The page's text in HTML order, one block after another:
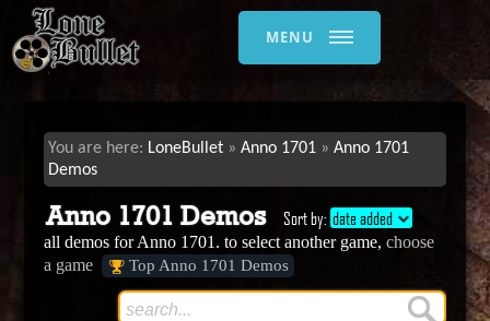
MENU
LoneBullet Anno 1701
Anno 1701
Demos
Anno 1701 Demos Sort by: date added
all demos for Anno 1701. to select another game,choose
a game
Top Anno 1701 Demos